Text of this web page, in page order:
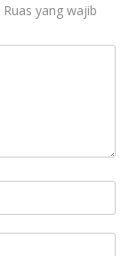
Ruas yang wajib